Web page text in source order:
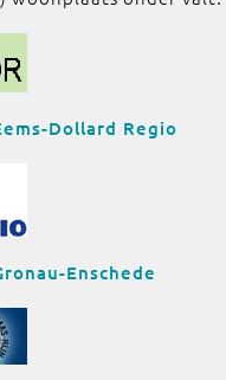
Dollard Regio
Enschede